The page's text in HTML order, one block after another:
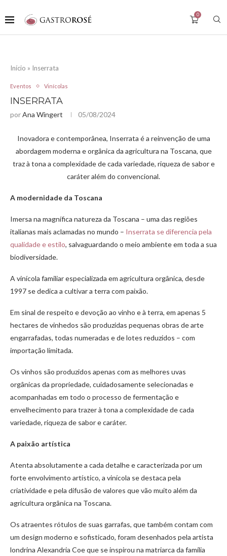
0
Início » Inserrata
Eventos Vinícolas
INSERRATA
porAna Wingert 05/08/2024
Inovadora e contemporânea, Inserrata é a reinvenção de uma
abordagem moderna e orgânica da agricultura na Toscana, que
traz à tona a complexidade de cada variedade, riqueza de sabor e
caráter além do convencional.
A modernidade da Toscana
Imersa na magnífica natureza da Toscana – uma das regiões
italianas mais aclamadas no mundo – Inserrata se diferencia pela
qualidade e estilo, salvaguardando o meio ambiente em toda a sua
biodiversidade.
A vinícola familiar especializada em agricultura orgânica, desde
1997 se dedica a cultivar a terra com paixão.
Em sinal de respeito e devoção ao vinho e à terra, em apenas 5
hectares de vinhedos são produzidas pequenas obras de arte
engarrafadas, todas numeradas e de lotes reduzidos – com
importação limitada.
Os vinhos são produzidos apenas com as melhores uvas
orgânicas da propriedade, cuidadosamente selecionadas e
acompanhadas em todo o processo de fermentação e
envelhecimento para trazer à tona a complexidade de cada
variedade, riqueza de sabor e caráter.
A paixão artística
Atenta absolutamente a cada detalhe e caracterizada por um
forte envolvimento artístico, a vinícola se destaca pela
criatividade e pela difusão de valores que vão muito além da
agricultura orgânica na Toscana.
Os atraentes rótulos de suas garrafas, que também contam com
um design moderno e sofisticado, foram desenhados pela artista
londrina Alexandria Coe que se inspirou na matriarca da família